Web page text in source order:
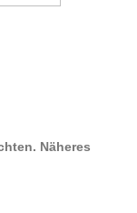
Näheres